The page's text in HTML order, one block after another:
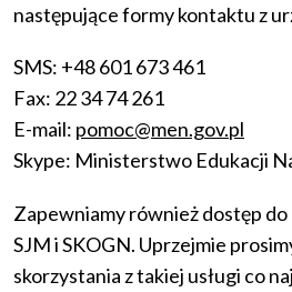
następujące formy kontaktu z
SMS: +48 601 673 461
Fax: 22 34 74 261
E-mail: pomoc@men.gov.pl
Skype: Ministerstwo Edukacji
Zapewniamy również dostęp do
SJM i SKOGN. Uprzejmie
skorzystania z takiej usługi co